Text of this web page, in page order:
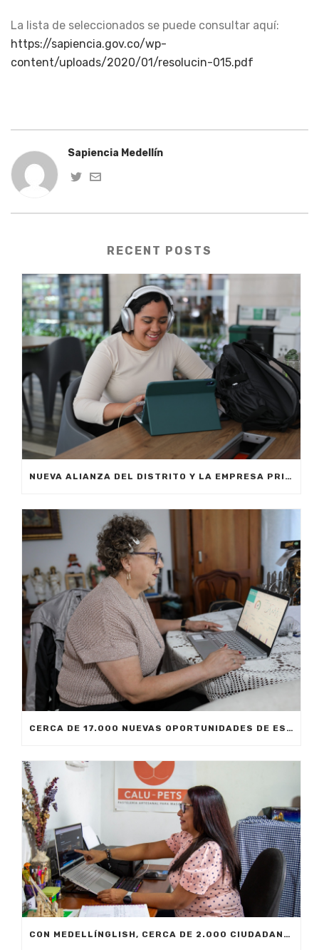
La lista de seleccionados se puede consultar aquí:
https://sapiencia.gov.co/wp-
content/uploads/2020/01/resolucin-015.pdf
Sapiencia Medellín
RECENT POSTS
NUEVA ALIANZA DEL DISTRITO Y LA EMPRESA PRIVADA PERMITIRÁ FORMAR A CIUDADANOS DE MEDELLÍN EN INTELIGENCIA ARTIFICIAL APLICADA A LOS NEGOCIOS
CERCA DE 17.000 NUEVAS OPORTUNIDADES DE ESTUDIO SIN COSTO PARA MEDELLÍN
CON MEDELLÍNGLISH, CERCA DE 2.000 CIUDADANOS SE FORMARÁN EN INGLÉS FUNCIONAL PARA EL TRABAJO